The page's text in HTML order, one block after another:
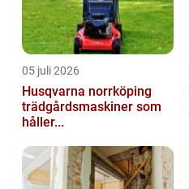
05 juli 2026
Husqvarna norrköping
trädgårdsmaskiner som
håller...